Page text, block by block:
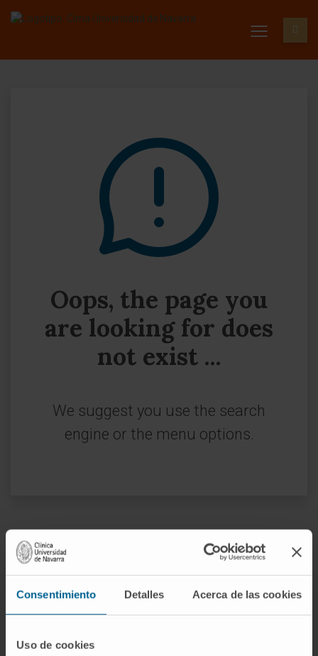
Consentimiento Detalles Acerca de las cookies
Uso de cookies
Oops, the page you
are looking for does
not exist ...
We suggest you use the search
engine or the menu options.